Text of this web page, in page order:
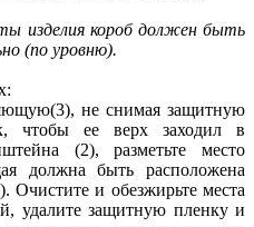
изделия короб должен быть
(по уровню).
не снимая защитную
чтобы ее верх заходил в
(2), разметьте место
должна быть расположена
Очистите и обезжирьте места
удалите защитную пленку и